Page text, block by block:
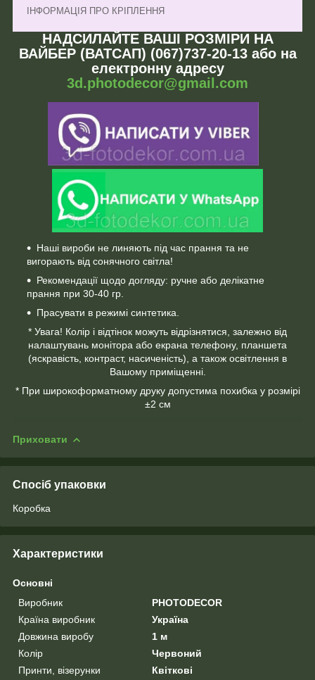
ІНФОРМАЦІЯ ПРО КРІПЛЕННЯ
НАДСИЛАЙТЕ ВАШІ РОЗМІРИ НА
ВАЙБЕР (ВАТСАП) (067)737-20-13 або на
електронну адресу
3d.photodecor@gmail.com
Наші вироби не линяють під час прання та не
вигорають від сонячного світла!
Рекомендації щодо догляду: ручне або делікатне
прання при 30-40 гр.
Прасувати в режимі синтетика.
* Увага! Колір і відтінок можуть відрізнятися, залежно від
налаштувань монітора або екрана телефону, планшета
(яскравість, контраст, насиченість), а також освітлення в
Вашому приміщенні.
* При широкоформатному друку допустима похибка у розмірі
±2 см
Приховати
Спосіб упаковки
Коробка
Характеристики
Основні
Виробник
PHOTODECOR
Країна виробник
Україна
Довжина виробу
1 м
Колір
Червоний
Принти, візерунки
Квіткові